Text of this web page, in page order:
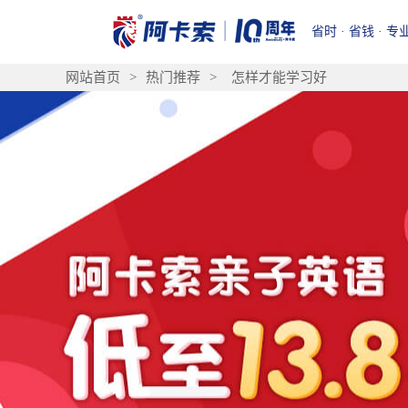
省时 · 省钱 · 专
网站首页 > 热门推荐 > 怎样才能学习好